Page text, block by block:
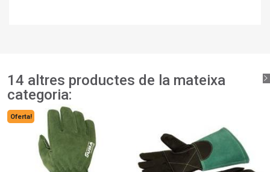
14 altres productes de la mateixa
categoria:
Oferta!